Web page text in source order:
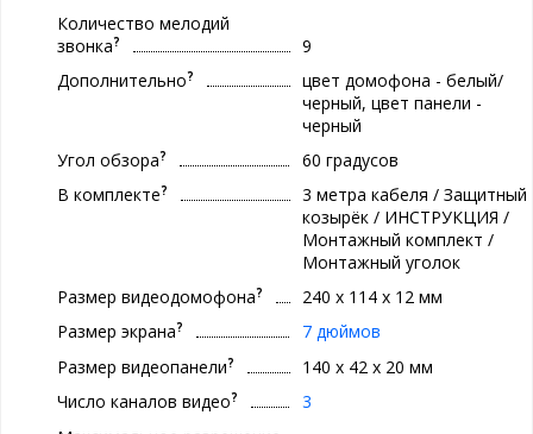
Количество мелодий
звонка?
9
Дополнительно?
цвет домофона - белый/
черный, цвет панели -
черный
Угол обзора?
60 градусов
В комплекте?
3 метра кабеля / Защитный
козырёк / ИНСТРУКЦИЯ /
Монтажный комплект /
Монтажный уголок
Размер видеодомофона?
240 х 114 х 12 мм
Размер экрана?
7 дюймов
Размер видеопанели?
140 х 42 х 20 мм
Число каналов видео?
3